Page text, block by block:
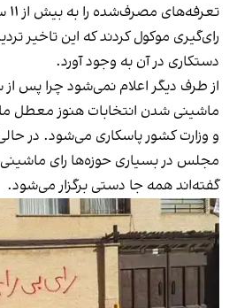
رای‌گیری موکول کردند که این تاخیر
دستکاری در آن به وجود آورد.
از طرف دیگر اعلام نمی‌شود چرا پس
ماشینی شدن انتخابات هنوز معطل
و وزارت کشور پاسکاری می‌شود. در
مجلس در بسیاری حوزه‌ها رای ماشینی
گفته‌اند همه جا دستی برگزار می‌شود.